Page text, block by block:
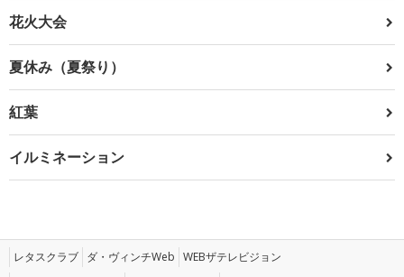
花火大会
夏休み（夏祭り）
紅葉
イルミネーション
レタスクラブ ダ・ヴィンチWeb WEBザテレビジョン